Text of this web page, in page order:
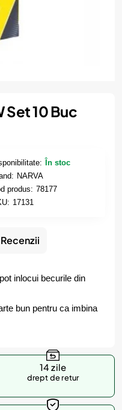
Set 10 Buc
În stoc
NARVA
produs: 78177
17131
Recenzii
inlocui becurile din
bun pentru ca imbina
14 zile
drept de retur